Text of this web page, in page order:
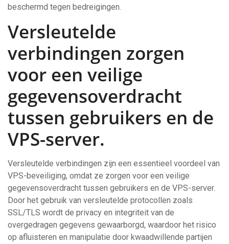
beschermd tegen bedreigingen.
Versleutelde
verbindingen zorgen
voor een veilige
gegevensoverdracht
tussen gebruikers en de
VPS-server.
Versleutelde verbindingen zijn een essentieel voordeel van
VPS-beveiliging, omdat ze zorgen voor een veilige
gegevensoverdracht tussen gebruikers en de VPS-server.
Door het gebruik van versleutelde protocollen zoals
SSL/TLS wordt de privacy en integriteit van de
overgedragen gegevens gewaarborgd, waardoor het risico
op afluisteren en manipulatie door kwaadwillende partijen